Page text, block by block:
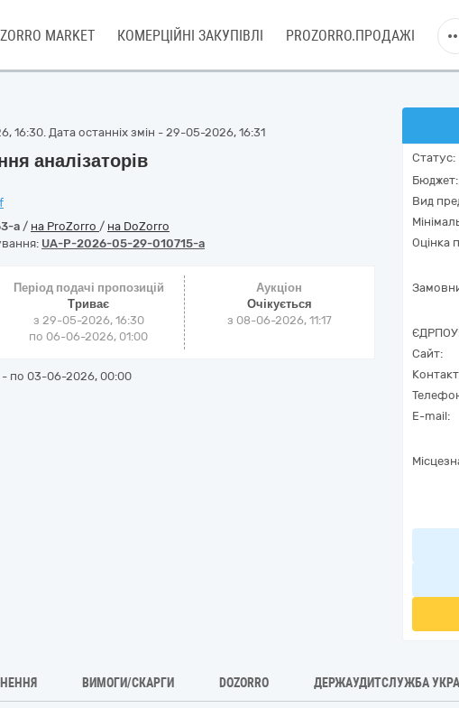
MARKET КОМЕРЦІЙНІ ЗАКУПІВЛІ PROZORRO.ПРОДАЖІ
Дата останніх змін - 29-05-2026, 16:31
аналізаторів
a / на ProZorro / на DoZorro
UA-P-2026-05-29-010715-a
Період подачі пропозицій
Триває
з 29-05-2026, 16:30
по 06-06-2026, 01:00
Аукціон
Очікується
з 08-06-2026, 11:17
- по 03-06-2026, 00:00
Статус:
Бюджет:
Вид
Оцінка
Сайт:
E-mail:
ВИМОГИ/СКАРГИ DOZORRO ДЕРЖАУДИТСЛУЖБА